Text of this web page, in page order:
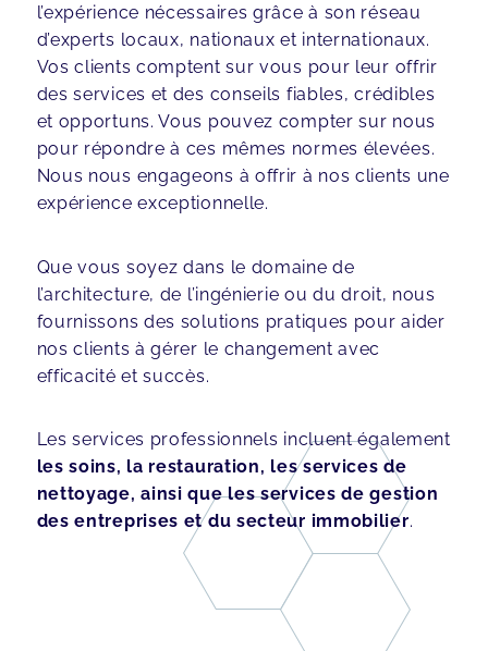
l’expérience nécessaires grâce à son réseau
d’experts locaux, nationaux et internationaux.
Vos clients comptent sur vous pour leur offrir
des services et des conseils fiables, crédibles
et opportuns. Vous pouvez compter sur nous
pour répondre à ces mêmes normes élevées.
Nous nous engageons à offrir à nos clients une
expérience exceptionnelle.
Que vous soyez dans le domaine de
l’architecture, de l’ingénierie ou du droit, nous
fournissons des solutions pratiques pour aider
nos clients à gérer le changement avec
efficacité et succès.
Les services professionnels incluent également
les soins, la restauration, les services de
nettoyage, ainsi que les services de gestion
des entreprises et du secteur immobilier.